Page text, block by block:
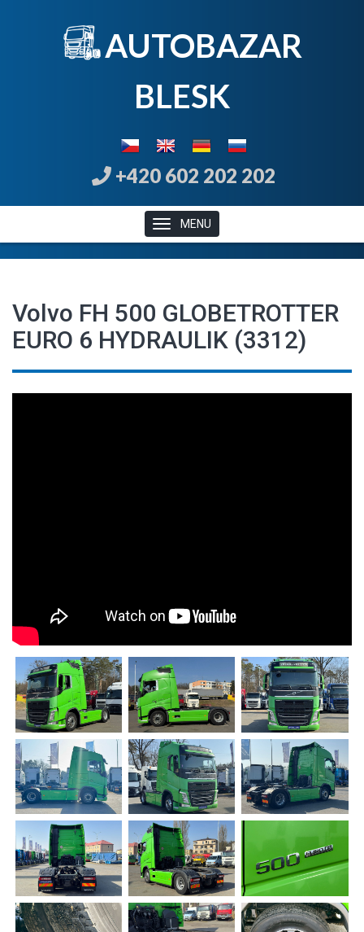
AUTOBAZAR
BLESK
+420 602 202 202
MENU
Volvo FH 500 GLOBETROTTER
EURO 6 HYDRAULIK (3312)